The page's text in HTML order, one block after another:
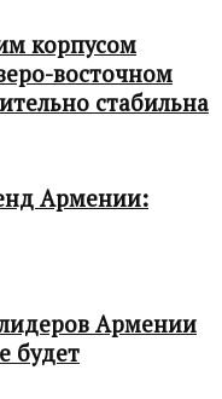
корпусом
восточном
стабильна
Армении:
Армении
будет